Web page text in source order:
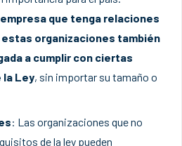
que tenga relaciones
organizaciones también
a cumplir con ciertas
la Ley, sin importar su tamaño o
: Las organizaciones que no
de la ley pueden